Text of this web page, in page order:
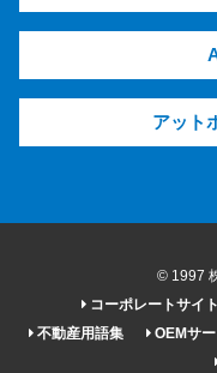
アット
© 1997
コーポレートサイト
不動産用語集
OEMサ